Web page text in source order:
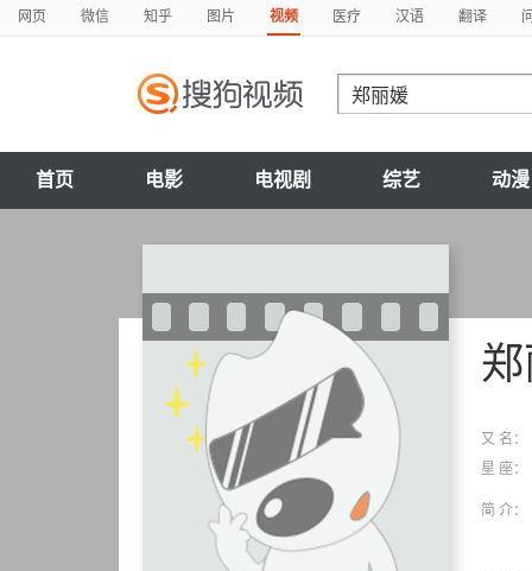
网页 微信 知乎 图片 视频 医疗 汉语 翻译
首页 电影 电视剧 综艺 动漫
又 名：
星 座：
简 介：